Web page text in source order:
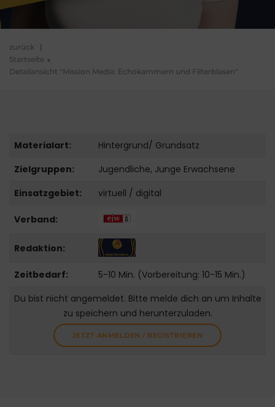
zurück |
Startseite
Detailansicht "Mission Media: Echokammern und Filterblasen"
Materialart:
Hintergrund/ Grundsatz
Zielgruppen:
Jugendliche, Junge Erwachsene
Einsatzgebiet:
virtuell / digital
Verband:
Redaktion:
Zeitbedarf:
5-10 Min. (Vorbereitung: 10-15 Min.)
Du bist nicht angemeldet. Bitte melde dich an um Inhalte
zu speichern und herunterzuladen.
JETZT ANMELDEN / REGISTRIEREN